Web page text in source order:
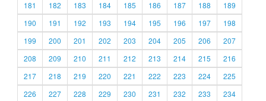
181
182 183 184 185 186 187 188
189
190
191 192 193 194 195 196 197
198
199
200 201 202 203 204 205 206
207
208
209 210 211 212 213 214 215
216
217
218 219 220 221 222 223 224
225
226
227 228 229 230 231 232 233
234